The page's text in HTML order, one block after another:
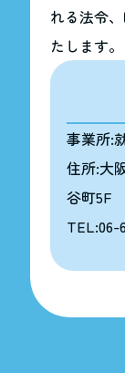
れる法令
たします。
事業所:
住所:大
谷町5F
TEL:06-